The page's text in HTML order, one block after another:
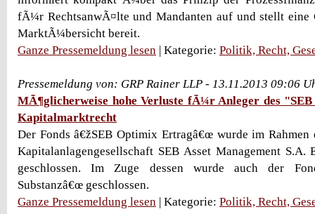
fÃ¼r RechtsanwÃ¤lte und Mandanten auf und stellt eine
MarktÃ¼bersicht bereit.
Ganze Pressemeldung lesen | Kategorie: Politik, Recht,
Pressemeldung von: GRP Rainer LLP - 13.11.2013 09:06
MÃ¶glicherweise hohe Verluste fÃ¼r Anleger des
Kapitalmarktrecht
Der Fonds â€žSEB Optimix Ertragâ€œ wurde im Rahmen
Kapitalanlagengesellschaft SEB Asset Management S.A.
geschlossen. Im Zuge dessen wurde auch der
Substanzâ€œ geschlossen.
Ganze Pressemeldung lesen | Kategorie: Politik, Recht,